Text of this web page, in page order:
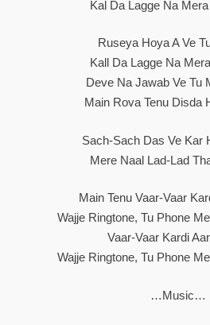
Kal Da Lagge Na
Ruseya Hoya A Ve
Kall Da Lagge Na
Deve Na Jawab Ve Tu
Main Rova Tenu Disda
Sach-Sach Das Ve Kar
Mere Naal Lad-Lad
Main Tenu Vaar-Vaar
Wajje Ringtone, Tu Phone
Vaar-Vaar Kardi
Wajje Ringtone, Tu Phone
…Music…